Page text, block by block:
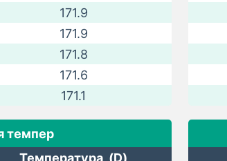
171.9
171.9
171.8
171.6
171.1
темпер
Температура (D)